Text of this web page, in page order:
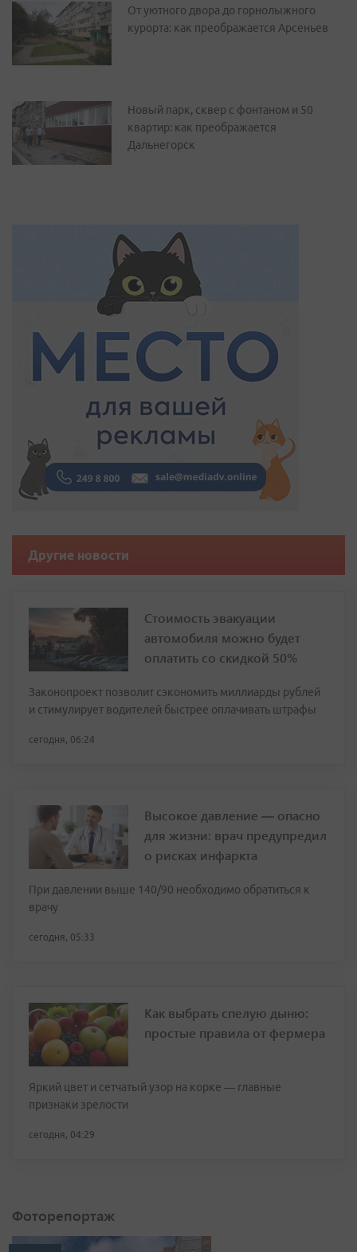
От уютного двора до горнолыжного
курорта: как преображается Арсеньев
Новый парк, сквер с фонтаном и 50
квартир: как преображается
Дальнегорск
Другие новости
Стоимость эвакуации
автомобиля можно будет
оплатить со скидкой 50%
Законопроект позволит сэкономить миллиарды рублей
и стимулирует водителей быстрее оплачивать штрафы
сегодня, 06:24
Высокое давление — опасно
для жизни: врач предупредил
о рисках инфаркта
При давлении выше 140/90 необходимо обратиться к
врачу
сегодня, 05:33
Как выбрать спелую дыню:
простые правила от фермера
Яркий цвет и сетчатый узор на корке — главные
признаки зрелости
сегодня, 04:29
Фоторепортаж